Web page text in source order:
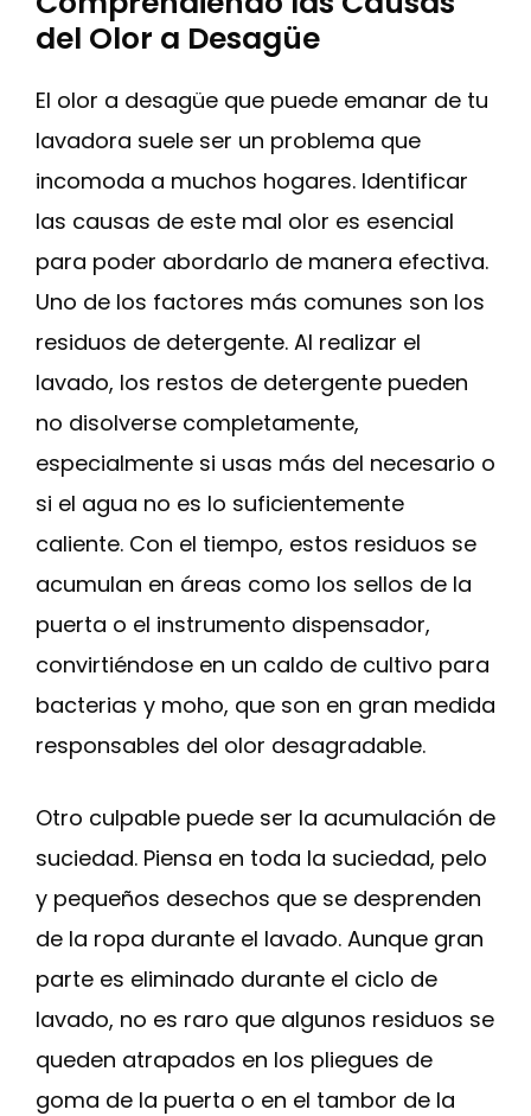
del Olor a Desagüe
El olor a desagüe que puede emanar de tu
lavadora suele ser un problema que
incomoda a muchos hogares. Identificar
las causas de este mal olor es esencial
para poder abordarlo de manera efectiva.
Uno de los factores más comunes son los
residuos de detergente. Al realizar el
lavado, los restos de detergente pueden
no disolverse completamente,
especialmente si usas más del necesario o
si el agua no es lo suficientemente
caliente. Con el tiempo, estos residuos se
acumulan en áreas como los sellos de la
puerta o el instrumento dispensador,
convirtiéndose en un caldo de cultivo para
bacterias y moho, que son en gran medida
responsables del olor desagradable.
Otro culpable puede ser la acumulación de
suciedad. Piensa en toda la suciedad, pelo
y pequeños desechos que se desprenden
de la ropa durante el lavado. Aunque gran
parte es eliminado durante el ciclo de
lavado, no es raro que algunos residuos se
queden atrapados en los pliegues de
goma de la puerta o en el tambor de la